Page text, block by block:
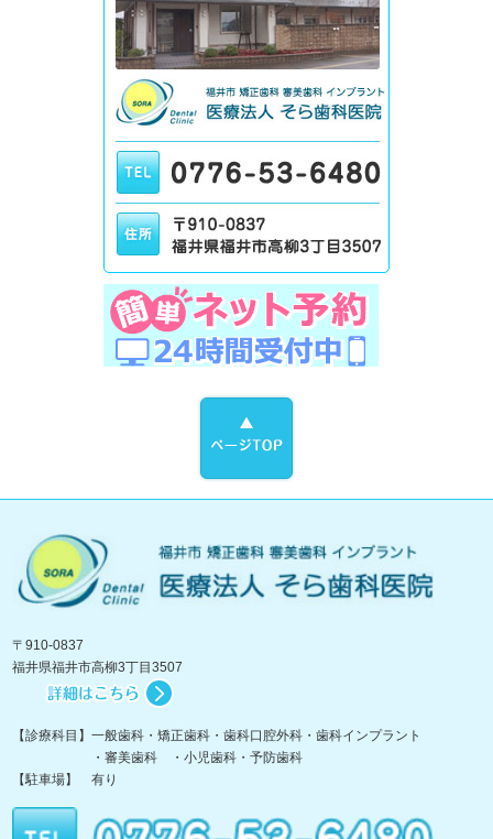
〒910-0837
福井県福井市高柳3丁目3507
【診療科目】一般歯科・矯正歯科・歯科口腔外科・歯科インプラント
・審美歯科 ・小児歯科・予防歯科
【駐車場】 有り